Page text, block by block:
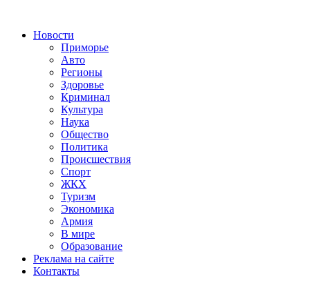
Новости
Приморье
Авто
Регионы
Здоровье
Криминал
Культура
Наука
Общество
Политика
Происшествия
Спорт
ЖКХ
Туризм
Экономика
Армия
В мире
Образование
Реклама на сайте
Контакты